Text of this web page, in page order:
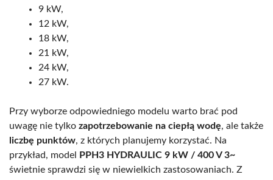
9 kW,
12 kW,
18 kW,
21 kW,
24 kW,
27 kW.
Przy wyborze odpowiedniego modelu warto brać pod
uwagę nie tylko zapotrzebowanie na ciepłą wodę, ale także
liczbę punktów, z których planujemy korzystać. Na
przykład, model
PPH3 HYDRAULIC 9 kW / 400 V 3~
świetnie sprawdzi się w niewielkich zastosowaniach. Z